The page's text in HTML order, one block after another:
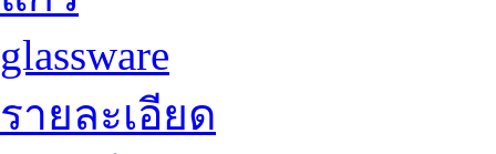
glassware
รายละเอียด